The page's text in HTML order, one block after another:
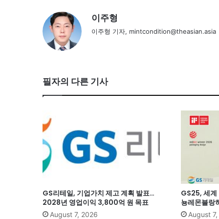
이주형
이주형 기자, mintcondition@theasian.asia
필자의 다른 기사
GS리테일, 기업가치 제고 계획 발표…
2028년 영업이익 3,800억 원 목표
August 7, 2026
GS25, 세계
뇽레몬블랑
August